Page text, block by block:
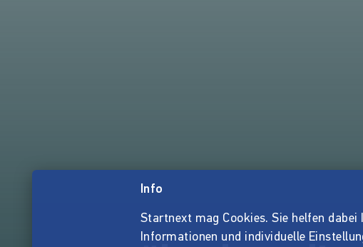
Info
Startnext mag Cookies. Sie helfen
Informationen und individuelle